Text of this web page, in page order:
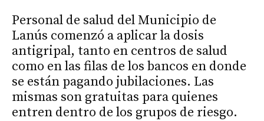
Personal de salud del Municipio de
Lanús comenzó a aplicar la dosis
antigripal, tanto en centros de salud
como en las filas de los bancos en donde
se están pagando jubilaciones. Las
mismas son gratuitas para quienes
entren dentro de los grupos de riesgo.